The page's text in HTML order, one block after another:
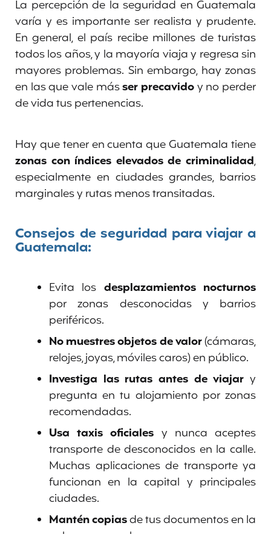
La percepción de la seguridad en Guatemala
varía y es importante ser realista y prudente.
En general, el país recibe millones de turistas
todos los años, y la mayoría viaja y regresa sin
mayores problemas. Sin embargo, hay zonas
en las que vale másser precavidoy no perder
de vida tus pertenencias.
Hay que tener en cuenta que Guatemala tiene
zonas con índices elevados de criminalidad,
especialmente en ciudades grandes, barrios
marginales y rutas menos transitadas.
Consejos de seguridad para viajar a
Guatemala:
Evita los desplazamientos nocturnos
por zonas desconocidas y barrios
periféricos.
No muestres objetos de valor(cámaras,
relojes, joyas, móviles caros) en público.
Investiga las rutas antes de viajar y
pregunta en tu alojamiento por zonas
recomendadas.
Usa taxis oficiales y nunca aceptes
transporte de desconocidos en la calle.
Muchas aplicaciones de transporte ya
funcionan en la capital y principales
ciudades.
Mantén copiasde tus documentos en la